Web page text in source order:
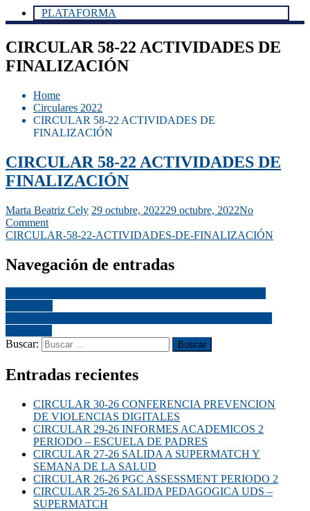
PLATAFORMA
CIRCULAR 58-22 ACTIVIDADES DE
FINALIZACIÓN
Home
Circulares 2022
CIRCULAR 58-22 ACTIVIDADES DE
FINALIZACIÓN
CIRCULAR 58-22 ACTIVIDADES DE
FINALIZACIÓN
Marta Beatriz Cely 29 octubre, 202229 octubre, 2022No
Comment
CIRCULAR-58-22-ACTIVIDADES-DE-FINALIZACIÓN
Navegación de entradas
Buscar:
Entradas recientes
CIRCULAR 30-26 CONFERENCIA PREVENCION
DE VIOLENCIAS DIGITALES
CIRCULAR 29-26 INFORMES ACADEMICOS 2
PERIODO – ESCUELA DE PADRES
CIRCULAR 27-26 SALIDA A SUPERMATCH Y
SEMANA DE LA SALUD
CIRCULAR 26-26 PGC ASSESSMENT PERIODO 2
CIRCULAR 25-26 SALIDA PEDAGOGICA UDS –
SUPERMATCH